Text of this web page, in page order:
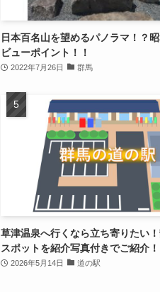
日本百名山を望めるパノラマ！？
ビューポイント！！
2022年7月26日 群馬
草津温泉へ行くなら立ち寄りたい
スポットを紹介写真付きでご紹介！
2026年5月14日 道の駅